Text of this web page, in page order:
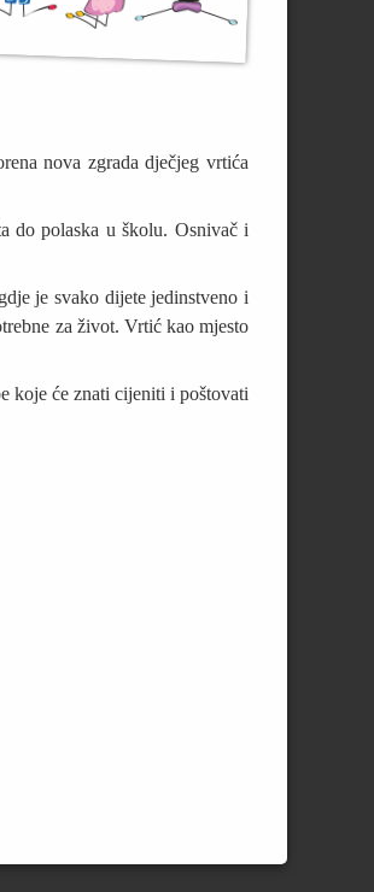
nova zgrada dječjeg vrtića
do polaska u školu. Osnivač i
je svako dijete jedinstveno i
za život. Vrtić kao mjesto
koje će znati cijeniti i poštovati